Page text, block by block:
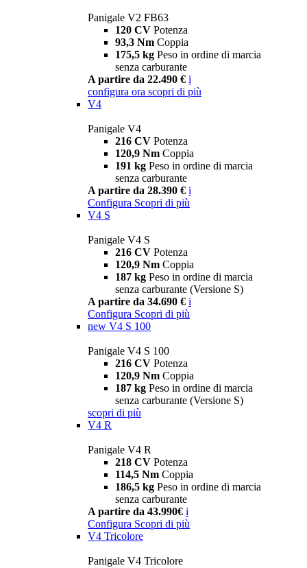
Panigale V2 FB63
120 CV Potenza
93,3 Nm Coppia
175,5 kg Peso in ordine di marcia
senza carburante
A partire da 22.490 € i
configura ora scopri di più
V4
Panigale V4
216 CV Potenza
120,9 Nm Coppia
191 kg Peso in ordine di marcia
senza carburante
A partire da 28.390 € i
Configura Scopri di più
V4 S
Panigale V4 S
216 CV Potenza
120,9 Nm Coppia
187 kg Peso in ordine di marcia
senza carburante (Versione S)
A partire da 34.690 € i
Configura Scopri di più
new V4 S 100
Panigale V4 S 100
216 CV Potenza
120,9 Nm Coppia
187 kg Peso in ordine di marcia
senza carburante (Versione S)
scopri di più
V4 R
Panigale V4 R
218 CV Potenza
114,5 Nm Coppia
186,5 kg Peso in ordine di marcia
senza carburante
A partire da 43.990€ i
Configura Scopri di più
V4 Tricolore
Panigale V4 Tricolore